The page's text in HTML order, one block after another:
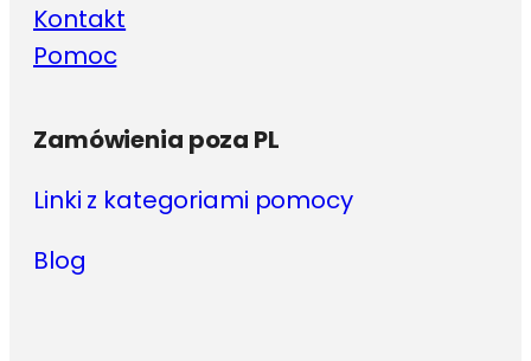
Kontakt
Pomoc
Zamówienia poza PL
Linki z kategoriami pomocy
Blog